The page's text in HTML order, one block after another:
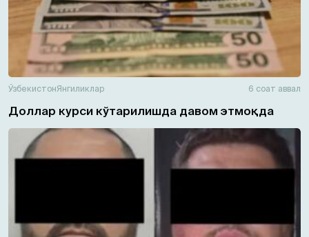
ЎзбекистонЯнгиликлар 6 соат аввал
Доллар курси кўтарилишда давом этмоқда